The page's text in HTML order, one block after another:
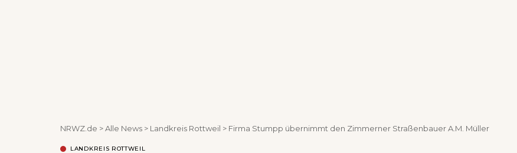
NRWZ.de >Alle News > Landkreis Rottweil > Firma Stumpp übernimmt den Zimmerner Straßenbauer A.M. Müller
LANDKREIS ROTTWEIL